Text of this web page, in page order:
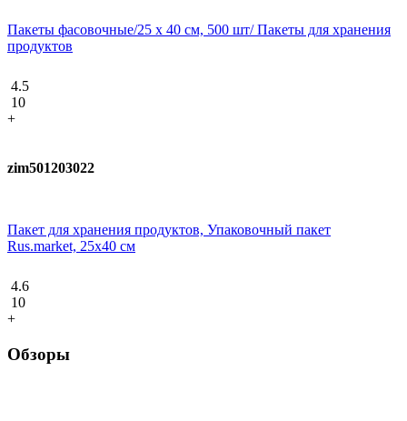
Пакеты фасовочные/25 х 40 см, 500 шт/ Пакеты для хранения
продуктов
4.5
10
+
zim501203022
Пакет для хранения продуктов, Упаковочный пакет
Rus.market, 25х40 см
4.6
10
+
Обзоры